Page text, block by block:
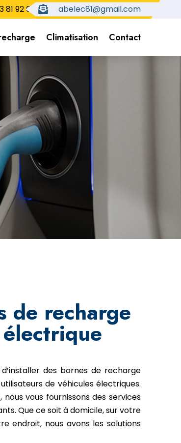
81 92 62  abelec81@gmail.com
Climatisation Contact
de recharge
des bornes de recharge
de véhicules électriques.
, nous vous fournissons des services
Que ce soit à domicile, sur votre
endroit, nous avons les solutions